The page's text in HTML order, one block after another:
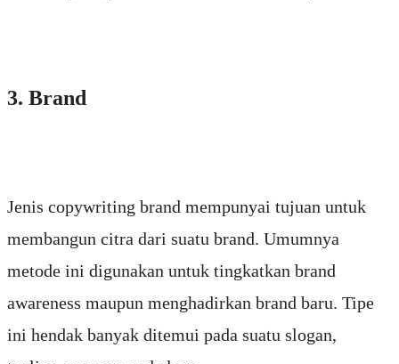
3. Brand
Jenis copywriting brand mempunyai tujuan untuk
membangun citra dari suatu brand. Umumnya
metode ini digunakan untuk tingkatkan brand
awareness maupun menghadirkan brand baru. Tipe
ini hendak banyak ditemui pada suatu slogan,